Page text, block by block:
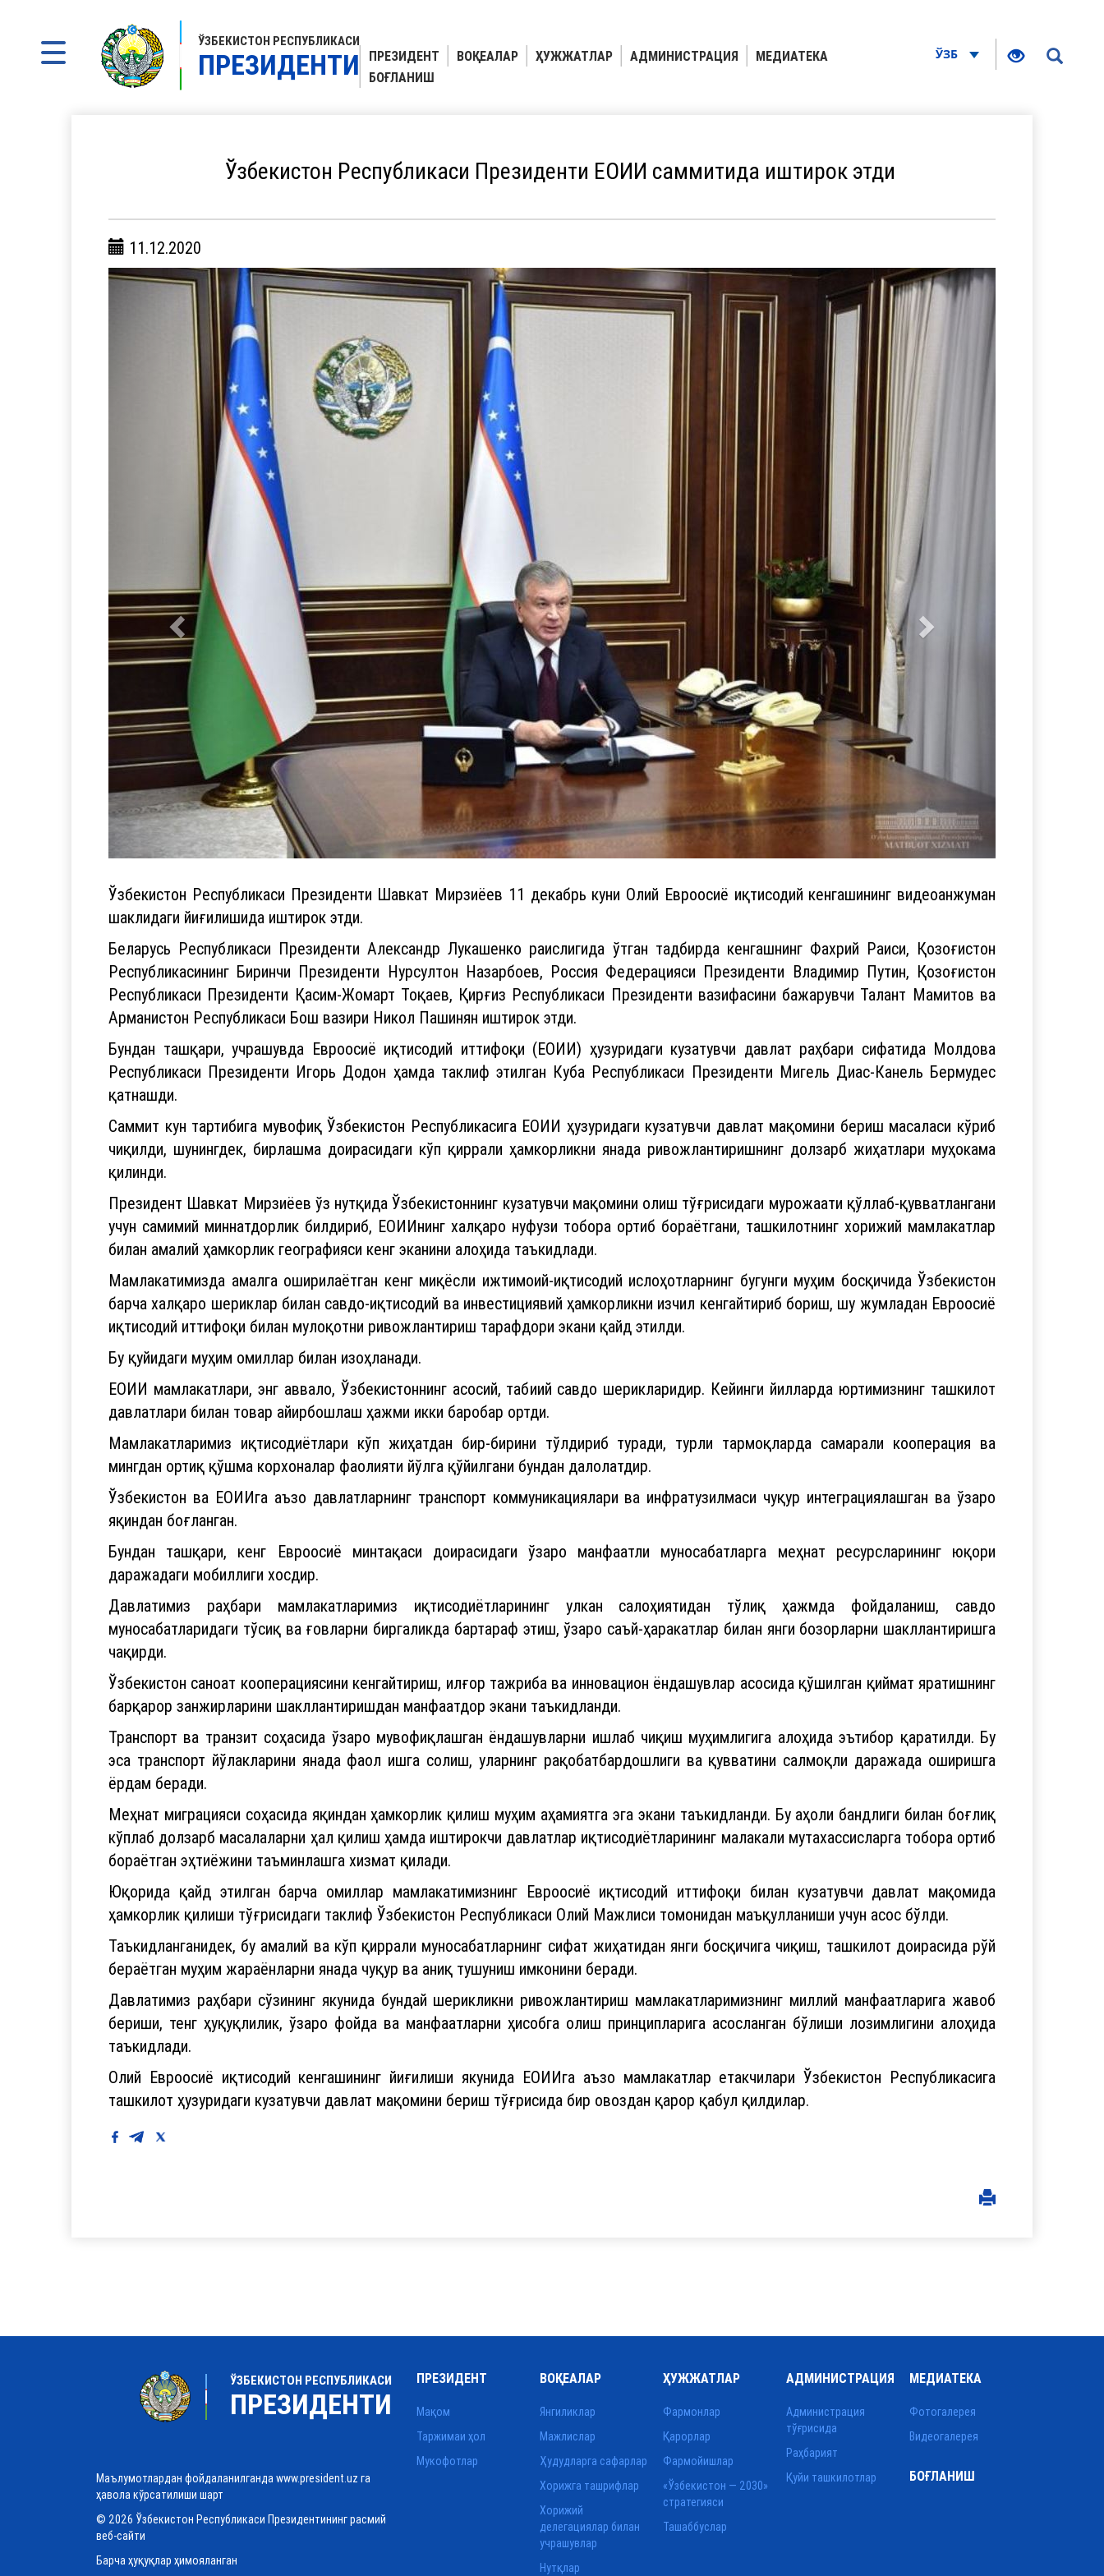
ЎЗБЕКИСТОН РЕСПУБЛИКАСИ
ПРЕЗИДЕНТИ ПРЕЗИДЕНТ ВОҚЕАЛАР ҲУЖЖАТЛАР АДМИНИСТРАЦИЯ
МЕДИАТЕКА
БОҒЛАНИШ
ЎЗБ
Ўзбекистон Республикаси Президенти ЕОИИ саммитида иштирок этди
11.12.2020
Ўзбекистон Республикаси Президенти Шавкат Мирзиёев 11 декабрь куни Олий Евроосиё иқтисодий кенгашининг видеоанжуман
шаклидаги йиғилишида иштирок этди.
Беларусь Республикаси Президенти Александр Лукашенко раислигида ўтган тадбирда кенгашнинг Фахрий Раиси, Қозоғистон
Республикасининг Биринчи Президенти Нурсултон Назарбоев, Россия Федерацияси Президенти Владимир Путин, Қозоғистон
Республикаси Президенти Қасим-Жомарт Тоқаев, Қирғиз Республикаси Президенти вазифасини бажарувчи Талант Мамитов ва
Арманистон Республикаси Бош вазири Никол Пашинян иштирок этди.
Бундан ташқари, учрашувда Евроосиё иқтисодий иттифоқи (ЕОИИ) ҳузуридаги кузатувчи давлат раҳбари сифатида Молдова
Республикаси Президенти Игорь Додон ҳамда таклиф этилган Куба Республикаси Президенти Мигель Диас-Канель Бермудес
қатнашди.
Саммит кун тартибига мувофиқ Ўзбекистон Республикасига ЕОИИ ҳузуридаги кузатувчи давлат мақомини бериш масаласи кўриб
чиқилди, шунингдек, бирлашма доирасидаги кўп қиррали ҳамкорликни янада ривожлантиришнинг долзарб жиҳатлари муҳокама
қилинди.
Президент Шавкат Мирзиёев ўз нутқида Ўзбекистоннинг кузатувчи мақомини олиш тўғрисидаги мурожаати қўллаб-қувватлангани
учун самимий миннатдорлик билдириб, ЕОИИнинг халқаро нуфузи тобора ортиб бораётгани, ташкилотнинг хорижий мамлакатлар
билан амалий ҳамкорлик географияси кенг эканини алоҳида таъкидлади.
Мамлакатимизда амалга оширилаётган кенг миқёсли ижтимоий-иқтисодий ислоҳотларнинг бугунги муҳим босқичида Ўзбекистон
барча халқаро шериклар билан савдо-иқтисодий ва инвестициявий ҳамкорликни изчил кенгайтириб бориш, шу жумладан Евроосиё
иқтисодий иттифоқи билан мулоқотни ривожлантириш тарафдори экани қайд этилди.
Бу қуйидаги муҳим омиллар билан изоҳланади.
ЕОИИ мамлакатлари, энг аввало, Ўзбекистоннинг асосий, табиий савдо шерикларидир. Кейинги йилларда юртимизнинг ташкилот
давлатлари билан товар айирбошлаш ҳажми икки баробар ортди.
Мамлакатларимиз иқтисодиётлари кўп жиҳатдан бир-бирини тўлдириб туради, турли тармоқларда самарали кооперация ва
мингдан ортиқ қўшма корхоналар фаолияти йўлга қўйилгани бундан далолатдир.
Ўзбекистон ва ЕОИИга аъзо давлатларнинг транспорт коммуникациялари ва инфратузилмаси чуқур интеграциялашган ва ўзаро
яқиндан боғланган.
Бундан ташқари, кенг Евроосиё минтақаси доирасидаги ўзаро манфаатли муносабатларга меҳнат ресурсларининг юқори
даражадаги мобиллиги хосдир.
Давлатимиз раҳбари мамлакатларимиз иқтисодиётларининг улкан салоҳиятидан тўлиқ ҳажмда фойдаланиш, савдо
муносабатларидаги тўсиқ ва ғовларни биргаликда бартараф этиш, ўзаро саъй-ҳаракатлар билан янги бозорларни шакллантиришга
чақирди.
Ўзбекистон саноат кооперациясини кенгайтириш, илғор тажриба ва инновацион ёндашувлар асосида қўшилган қиймат яратишнинг
барқарор занжирларини шакллантиришдан манфаатдор экани таъкидланди.
Транспорт ва транзит соҳасида ўзаро мувофиқлашган ёндашувларни ишлаб чиқиш муҳимлигига алоҳида эътибор қаратилди. Бу
эса транспорт йўлакларини янада фаол ишга солиш, уларнинг рақобатбардошлиги ва қувватини салмоқли даражада оширишга
ёрдам беради.
Меҳнат миграцияси соҳасида яқиндан ҳамкорлик қилиш муҳим аҳамиятга эга экани таъкидланди. Бу аҳоли бандлиги билан боғлиқ
кўплаб долзарб масалаларни ҳал қилиш ҳамда иштирокчи давлатлар иқтисодиётларининг малакали мутахассисларга тобора ортиб
бораётган эҳтиёжини таъминлашга хизмат қилади.
Юқорида қайд этилган барча омиллар мамлакатимизнинг Евроосиё иқтисодий иттифоқи билан кузатувчи давлат мақомида
ҳамкорлик қилиши тўғрисидаги таклиф Ўзбекистон Республикаси Олий Мажлиси томонидан маъқулланиши учун асос бўлди.
Таъкидланганидек, бу амалий ва кўп қиррали муносабатларнинг сифат жиҳатидан янги босқичига чиқиш, ташкилот доирасида рўй
бераётган муҳим жараёнларни янада чуқур ва аниқ тушуниш имконини беради.
Давлатимиз раҳбари сўзининг якунида бундай шерикликни ривожлантириш мамлакатларимизнинг миллий манфаатларига жавоб
бериши, тенг ҳуқуқлилик, ўзаро фойда ва манфаатларни ҳисобга олиш принципларига асосланган бўлиши лозимлигини алоҳида
таъкидлади.
Олий Евроосиё иқтисодий кенгашининг йиғилиши якунида ЕОИИга аъзо мамлакатлар етакчилари Ўзбекистон Республикасига
ЎЗБЕКИСТОН РЕСПУБЛИКАСИ
ПРЕЗИДЕНТИ
Маълумотлардан фойдаланилганда www.president.uz га
ҳавола кўрсатилиши шарт
© 2026 Ўзбекистон Республикаси Президентининг расмий
веб-сайти
Мақом
Таржимаи ҳол
Янгиликлар
Мажлислар
Ҳудудларга сафарлар
Хорижга ташрифлар
Хорижий
делегациялар билан
учрашувлар
Фармонлар
Қарорлар
Фармойишлар
«Ўзбекистон — 2030»
стратегияси
Администрация
тўғрисида
Раҳбарият
Фотогалерея